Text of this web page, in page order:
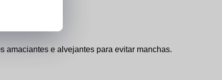
amaciantes e alvejantes para evitar manchas.